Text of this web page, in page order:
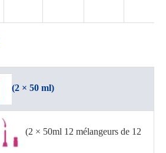
(2 × 50 ml)
(2 × 50ml 12 mélangeurs de 12